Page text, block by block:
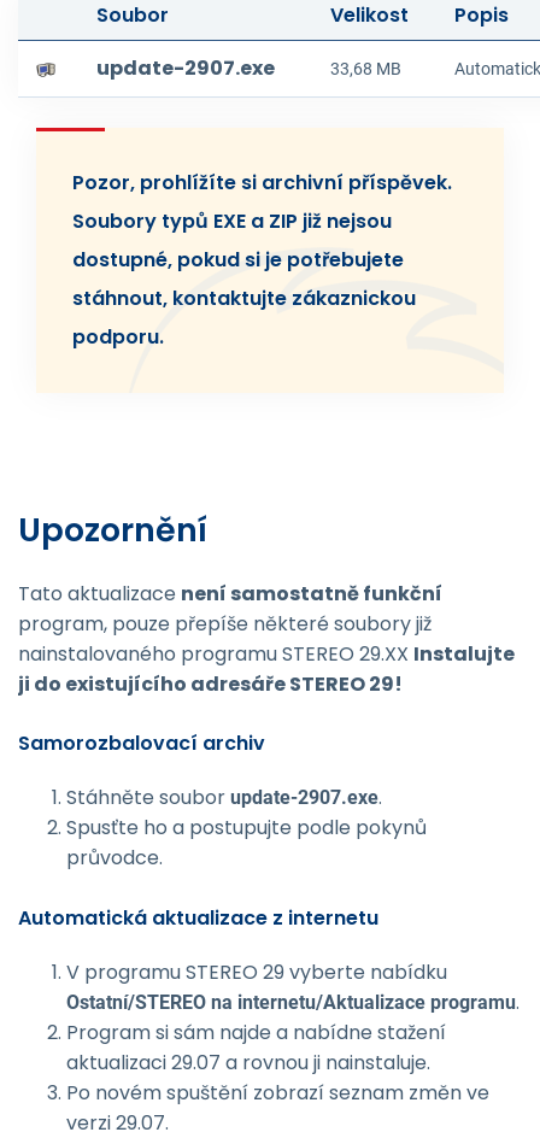
Soubor Velikost
Popis
update-2907.exe
33,68 MB
Pozor, prohlížíte si archivní příspěvek.
Soubory typů EXE a ZIP již nejsou
dostupné, pokud si je potřebujete
stáhnout, kontaktujte zákaznickou
podporu.
Upozornění
Tato aktualizace není samostatně funkční
program, pouze přepíše některé soubory již
nainstalovaného programu STEREO 29.XX Instalujte
ji do existujícího adresáře STEREO 29!
Samorozbalovací archiv
Stáhněte soubor update-2907.exe.
Spusťte ho a postupujte podle pokynů
průvodce.
Automatická aktualizace z internetu
V programu STEREO 29 vyberte nabídku
Ostatní/STEREO na internetu/Aktu­alizace programu.
Program si sám najde a nabídne stažení
aktualizaci 29.07 a rovnou ji nainstaluje.
Po novém spuštění zobrazí seznam změn ve
verzi 29.07.